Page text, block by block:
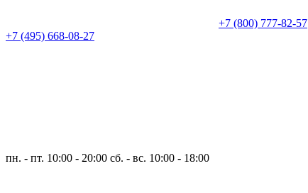
+7 (800) 777-82-57
+7 (495) 668-08-27
пн. - пт. 10:00 - 20:00 сб. - вс. 10:00 - 18:00